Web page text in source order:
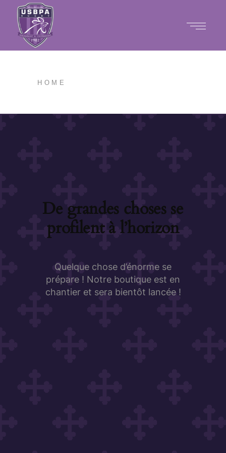
HOME
De grandes choses se
profilent à l’horizon
Quelque chose d’énorme se
prépare ! Notre boutique est en
chantier et sera bientôt lancée !